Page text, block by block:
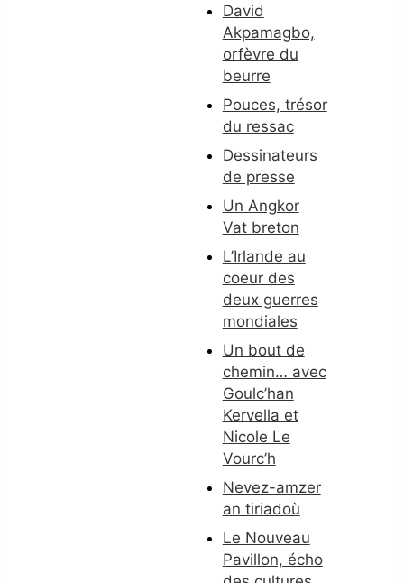
David
Akpamagbo,
orfèvre du
beurre
Pouces, trésor
du ressac
Dessinateurs
de presse
Un Angkor
Vat breton
L’Irlande au
coeur des
deux guerres
mondiales
Un bout de
chemin… avec
Goulc’han
Kervella et
Nicole Le
Vourc’h
Nevez-amzer
an tiriadoù
Le Nouveau
Pavillon, écho